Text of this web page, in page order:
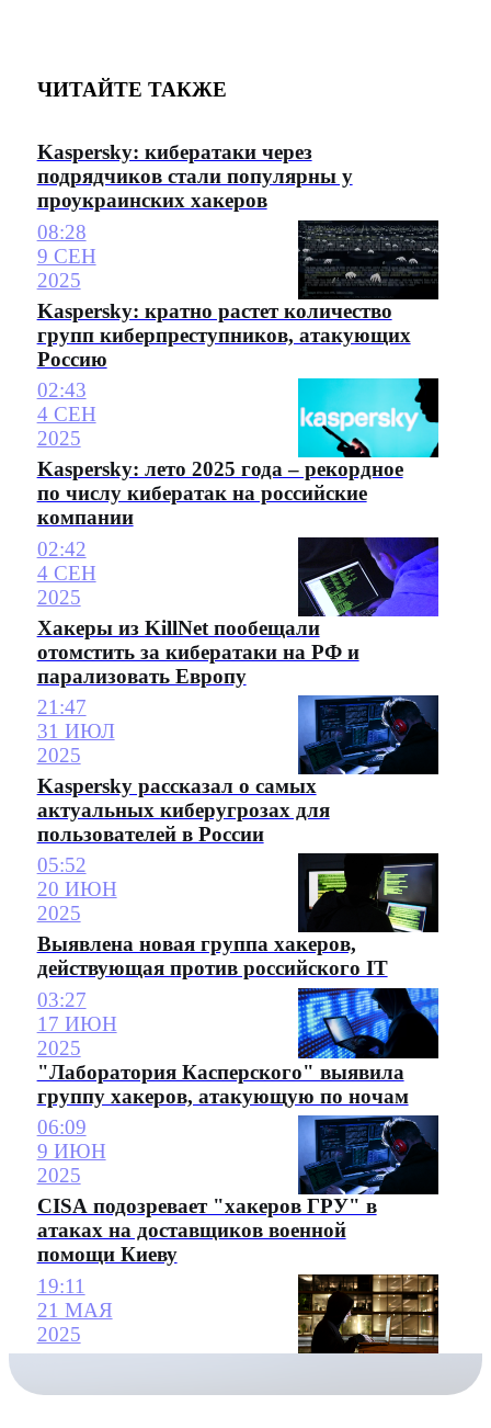
ЧИТАЙТЕ ТАКЖЕ
Kaspersky: кибератаки через
подрядчиков стали популярны у
проукраинских хакеров
08:28
9 СЕН
2025
Kaspersky: кратно растет количество
групп киберпреступников, атакующих
Россию
02:43
4 СЕН
2025
Kaspersky: лето 2025 года – рекордное
по числу кибератак на российские
компании
02:42
4 СЕН
2025
Хакеры из KillNet пообещали
отомстить за кибератаки на РФ и
парализовать Европу
21:47
31 ИЮЛ
2025
Kaspersky рассказал о самых
актуальных киберугрозах для
пользователей в России
05:52
20 ИЮН
2025
Выявлена новая группа хакеров,
действующая против российского IT
03:27
17 ИЮН
2025
"Лаборатория Касперского" выявила
группу хакеров, атакующую по ночам
06:09
9 ИЮН
2025
CISA подозревает "хакеров ГРУ" в
атаках на доставщиков военной
помощи Киеву
19:11
21 МАЯ
2025